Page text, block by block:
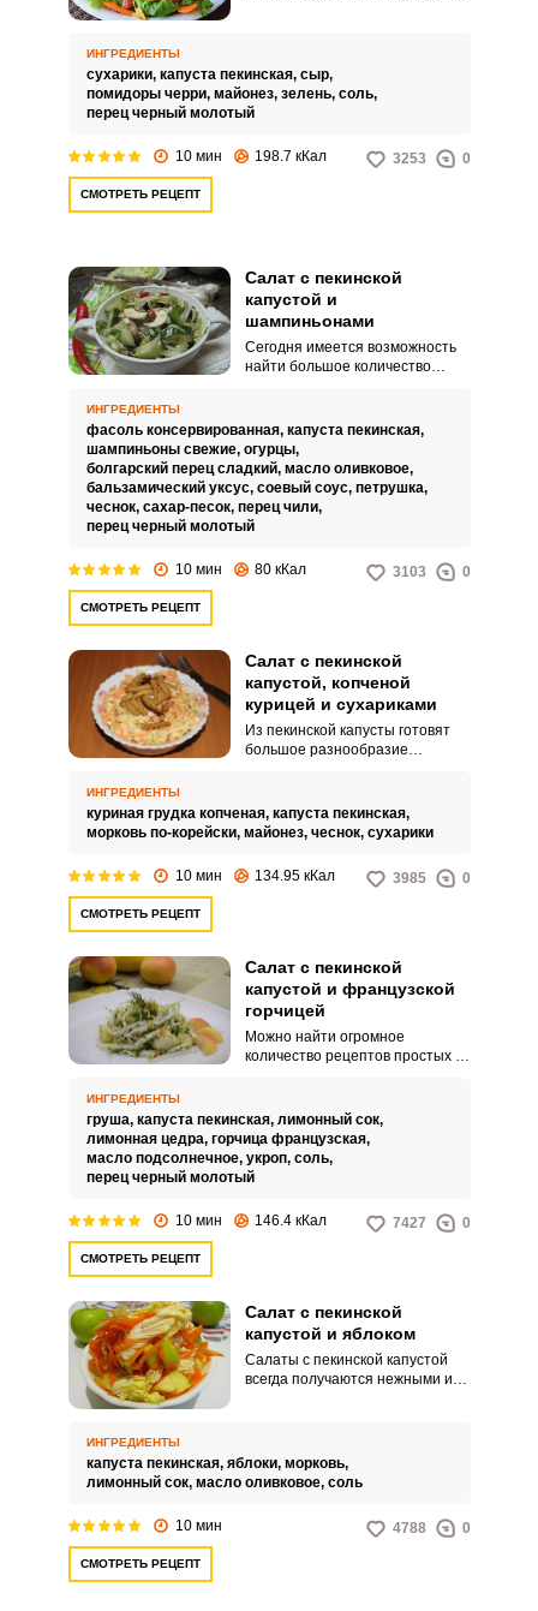
пекинской капустой и
сухариками получился
спонтанно.
ИНГРЕДИЕНТЫ
сухарики, капуста пекинская, сыр,
помидоры черри, майонез, зелень, соль,
перец черный молотый
10 мин 198.7 кКал 3253 0
СМОТРЕТЬ РЕЦЕПТ
Салат с пекинской
капустой и
шампиньонами
Сегодня имеется возможность
найти большое количество
предлагаю свой вариант салата
с пекинской капустой и
шампиньонами.
ИНГРЕДИЕНТЫ
фасоль консервированная, капуста пекинская,
шампиньоны свежие, огурцы,
болгарский перец сладкий, масло оливковое,
бальзамический уксус, соевый соус, петрушка,
чеснок, сахар-песок, перец чили,
перец черный молотый
10 мин 80 кКал 3103 0
СМОТРЕТЬ РЕЦЕПТ
Салат с пекинской
капустой, копченой
курицей и сухариками
Из пекинской капусты готовят
большое разнообразие
салатов. Я предлагаю
приготовить быстрый
капустой, копченой курицей и
сухариками.
ИНГРЕДИЕНТЫ
куриная грудка копченая, капуста пекинская,
морковь по-корейски, майонез, чеснок, сухарики
10 мин 134.95 кКал 3985 0
СМОТРЕТЬ РЕЦЕПТ
Салат с пекинской
капустой и французской
горчицей
Можно найти огромное
количество рецептов простых и
готовятся за считанные минуты,
когда гости уже на пороге. Я
предлагаю приготовить салат с
пекинской капустой и
ИНГРЕДИЕНТЫ
груша, капуста пекинская, лимонный сок,
лимонная цедра, горчица французская,
масло подсолнечное, укроп, соль,
перец черный молотый
10 мин 146.4 кКал 7427 0
СМОТРЕТЬ РЕЦЕПТ
Салат с пекинской
капустой и яблоком
Салаты с пекинской капустой
всегда получаются нежными и
зеленым яблоком.
ИНГРЕДИЕНТЫ
капуста пекинская, яблоки, морковь,
лимонный сок, масло оливковое, соль
10 мин 4788 0
СМОТРЕТЬ РЕЦЕПТ